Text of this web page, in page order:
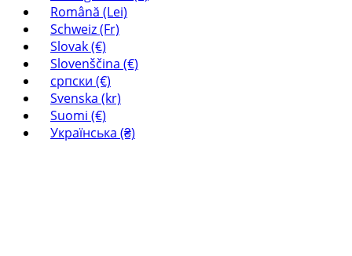
Română (Lei)
Schweiz (Fr)
Slovak (€)
Slovenščina (€)
српски (€)
Svenska (kr)
Suomi (€)
Українська (₴)